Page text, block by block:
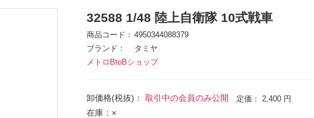
32588 1/48 陸上自衛隊 10式戦車
商品コード
4950344088379
ブランド
タミヤ
メトロBtoBショップ
卸価格(税抜)： 取引中の会員のみ公開 定価： 2,400 円
在庫：×